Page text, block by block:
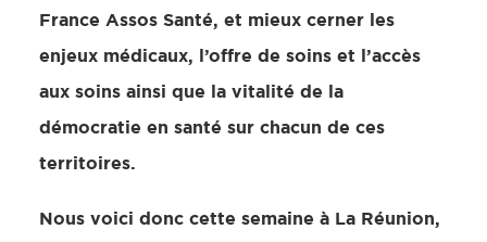
France Assos Santé, et mieux cerner les
enjeux médicaux, l’offre de soins et l’accès
aux soins ainsi que la vitalité de la
démocratie en santé sur chacun de ces
territoires.
Nous voici donc cette semaine à La Réunion,